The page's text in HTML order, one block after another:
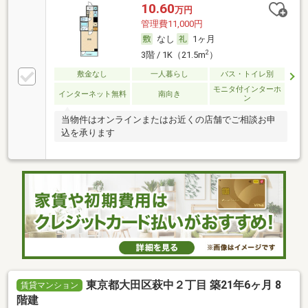
10.60万円
管理費11,000円
なし
1ヶ月
3階 / 1K（21.5m2）
敷金なし 一人暮らし バス・トイレ別
インターネット無料 南向き
モニタ付インターホ
ン
当物件はオンラインまたはお近くの店舗でご相談お申
込を承ります
賃貸マンション
東京都大田区萩中２丁目 築21年6ヶ月 8
階建